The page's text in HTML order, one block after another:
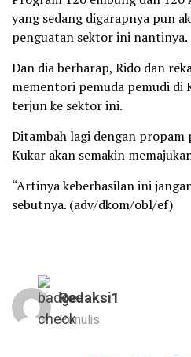
yang sedang digarapnya pun
penguatan sektor ini nantinya.
Dan dia berharap, Rido dan
mementori pemuda pemudi di
terjun ke sektor ini.
Ditambah lagi dengan propam
Kukar akan semakin
“Artinya keberhasilan ini
sebutnya. (adv/dkom/obl/ef)
Redaksi1
Penulis